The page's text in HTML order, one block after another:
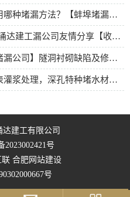
靠谱滴！蚌埠防水补漏公司常用哪种堵漏方法？【蚌埠堵漏公司】
隧道防水构造及做法要点详解-涌达建工漏公司友情分享【收藏版】
地铁防水补漏施工【涌达建工堵漏公司】隧洞衬砌缺陷及修补方案分享
注浆堵漏技术！掌子面涌水地表灌浆处理，深孔特种堵水材料灌注
建工有限公司
2023002421号
联 合肥网站建设
号